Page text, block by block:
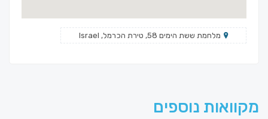
מלחמת ששת הימים 58, טירת הכרמל, Israel
מקוואות נוספים